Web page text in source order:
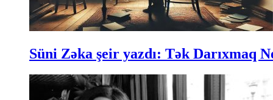
Süni Zəka şeir yazdı: Tək Darıxmaq